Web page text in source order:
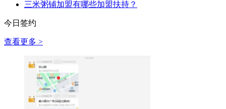
三米粥铺加盟有哪些加盟扶持？
今日签约
查看更多 >